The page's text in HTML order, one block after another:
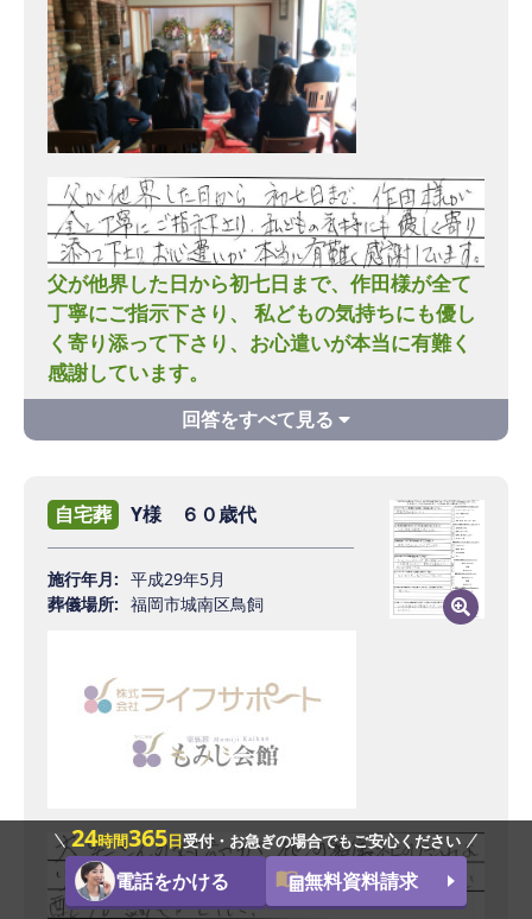
Q2 ご希望の葬儀になりましたか？不満はあ
りませんでしたか？
はい！とても満足です。不満一切なし。
Q3 葬儀を終えられた今のお気持ちはいかが
ですか？
無事に終ってほっとしています。もちろ
ん、さみしさはありますが、ライフサポー
トへお願いして本当に良かったという気持
Q4 担当者についての感想をお聞かせ下さ
い。
言葉では言い尽くせないほど感謝していま
Q5 ライフサポートを利用した感想をお聞か
評判通りだと思いました。自宅葬を実現で
きて大満足です。価格も良い、ぜひ紹介し
父が他界した日から初七日まで、作田様が全て
丁寧にご指示下さり、 私どもの気持ちにも優し
く寄り添って下さり、お心遣いが本当に有難く
感謝しています。
た理由をお聞かせ下さい。
インターネットで検索し、ホームページ、
口コミ等を参考にいくつか候補を絞りまし
即決しました。
担当作田様がとてもわかりやすく丁寧にご
す。
Q2 ご希望の葬儀になりましたか？不満はあ
自宅葬 Y様 ６０歳代
施行年月: 平成29年5月
葬儀場所: 福岡市城南区鳥飼
24時間365日受付・お急ぎの場合でもご安心ください
電話をかける 無料資料請求